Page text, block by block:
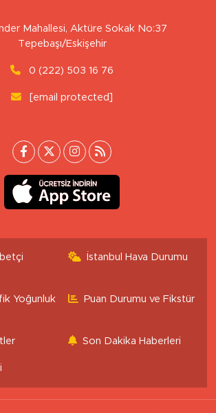
Mahallesi, Aktüre Sokak No:37
Tepebaşı/Eskişehir
0 (222) 503 16 76
[email protected]
İstanbul Hava Durumu
Yoğunluk
Puan Durumu ve Fikstür
Son Dakika Haberleri